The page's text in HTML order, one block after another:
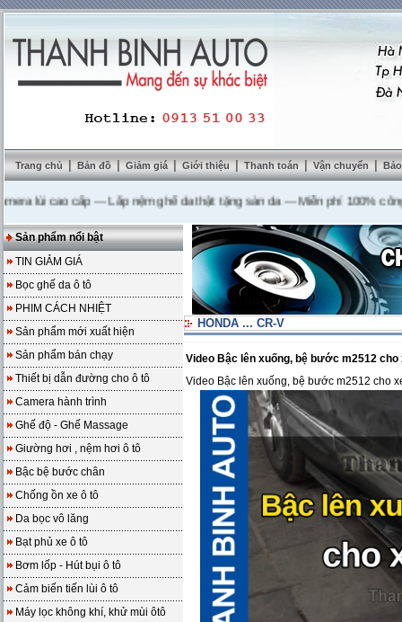
Trang chủ | Bản đồ | Giảm giá | Giới thiệu | Thanh toán | Vận chuyển |
lùi cao cấp---Lắp nệm ghế da thật tặng sàn da--- Miễn phí 100% công lắp
Sản phẩm nổi bật
TIN GIẢM GIÁ
Bọc ghế da ô tô
PHIM CÁCH NHIỆT
Sản phẩm mới xuất hiện
Sản phẩm bán chạy
Thiết bị dẫn đường cho ô tô
Camera hành trình
Ghế độ - Ghế Massage
Giường hơi , nệm hơi ô tô
Bậc bệ bước chân
Chống ồn xe ô tô
Da bọc vô lăng
Bạt phủ xe ô tô
Bơm lốp - Hút bụi ô tô
Cảm biến tiến lùi ô tô
Máy lọc không khí, khử mùi ôtô
HONDA ... CR-V
Video Bậc lên xuống, bệ bước m2512
Video Bậc lên xuống, bệ bước m2512 cho